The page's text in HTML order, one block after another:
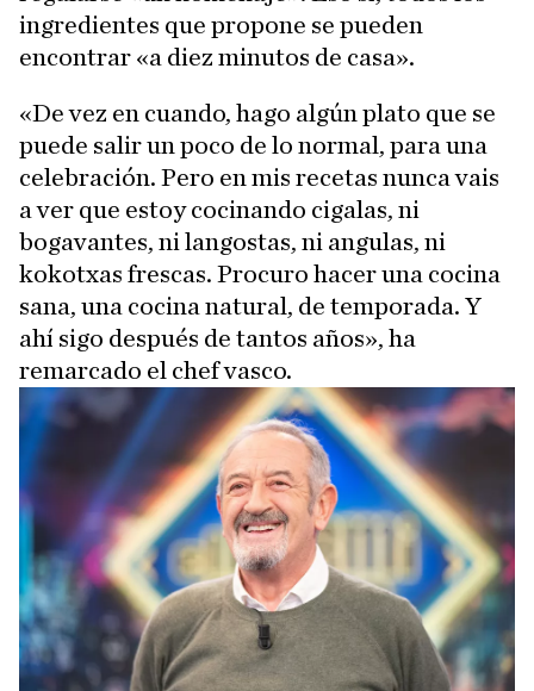
ingredientes que propone se pueden
encontrar «a diez minutos de casa».
«De vez en cuando, hago algún plato que se
puede salir un poco de lo normal, para una
celebración. Pero en mis recetas nunca vais
a ver que estoy cocinando cigalas, ni
bogavantes, ni langostas, ni angulas, ni
kokotxas frescas. Procuro hacer una cocina
sana, una cocina natural, de temporada. Y
ahí sigo después de tantos años», ha
remarcado el chef vasco.